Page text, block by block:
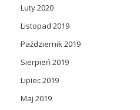
Luty 2020
Listopad 2019
Październik 2019
Sierpień 2019
Lipiec 2019
Maj 2019